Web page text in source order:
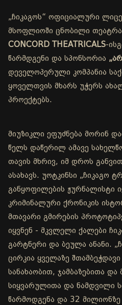
„ჩიკაგოს“ ოფიციალური
მსოფლიოში ცნობილი
CONCORD THEATRICALS-
წარმდგენი და სპონსორია
დეველოპერული კომპანია
ყოველთვის მხარს უჭერს
პროექტებს.
მიუზიკლი ეფუძნება მორინ
წელს დაწერილ ამავე
თავის მხრივ, იმ დროს
ასახავს. უოტკინსი „ჩიკაგო
განყოფილების ჟურნალისტი
კრიმინალური ქრონიკის
მთავარი გმირების
იყვნენ - მკვლელი ქალები
გარტნერი და ბეულა ანანი.
ცირკია ყველაზე
სანახაობით, ჯამბაზებითა
სიყვარულითა და ნამდვილი
წარმოდგენა და 32 მილიონზე